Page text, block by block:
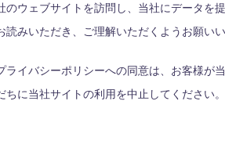
のウェブサイトを訪問し、当社にデータを
読みいただき、ご理解いただくようお願いい
ライバシーポリシーへの同意は、お客様が
ちに当社サイトの利用を中止してください。